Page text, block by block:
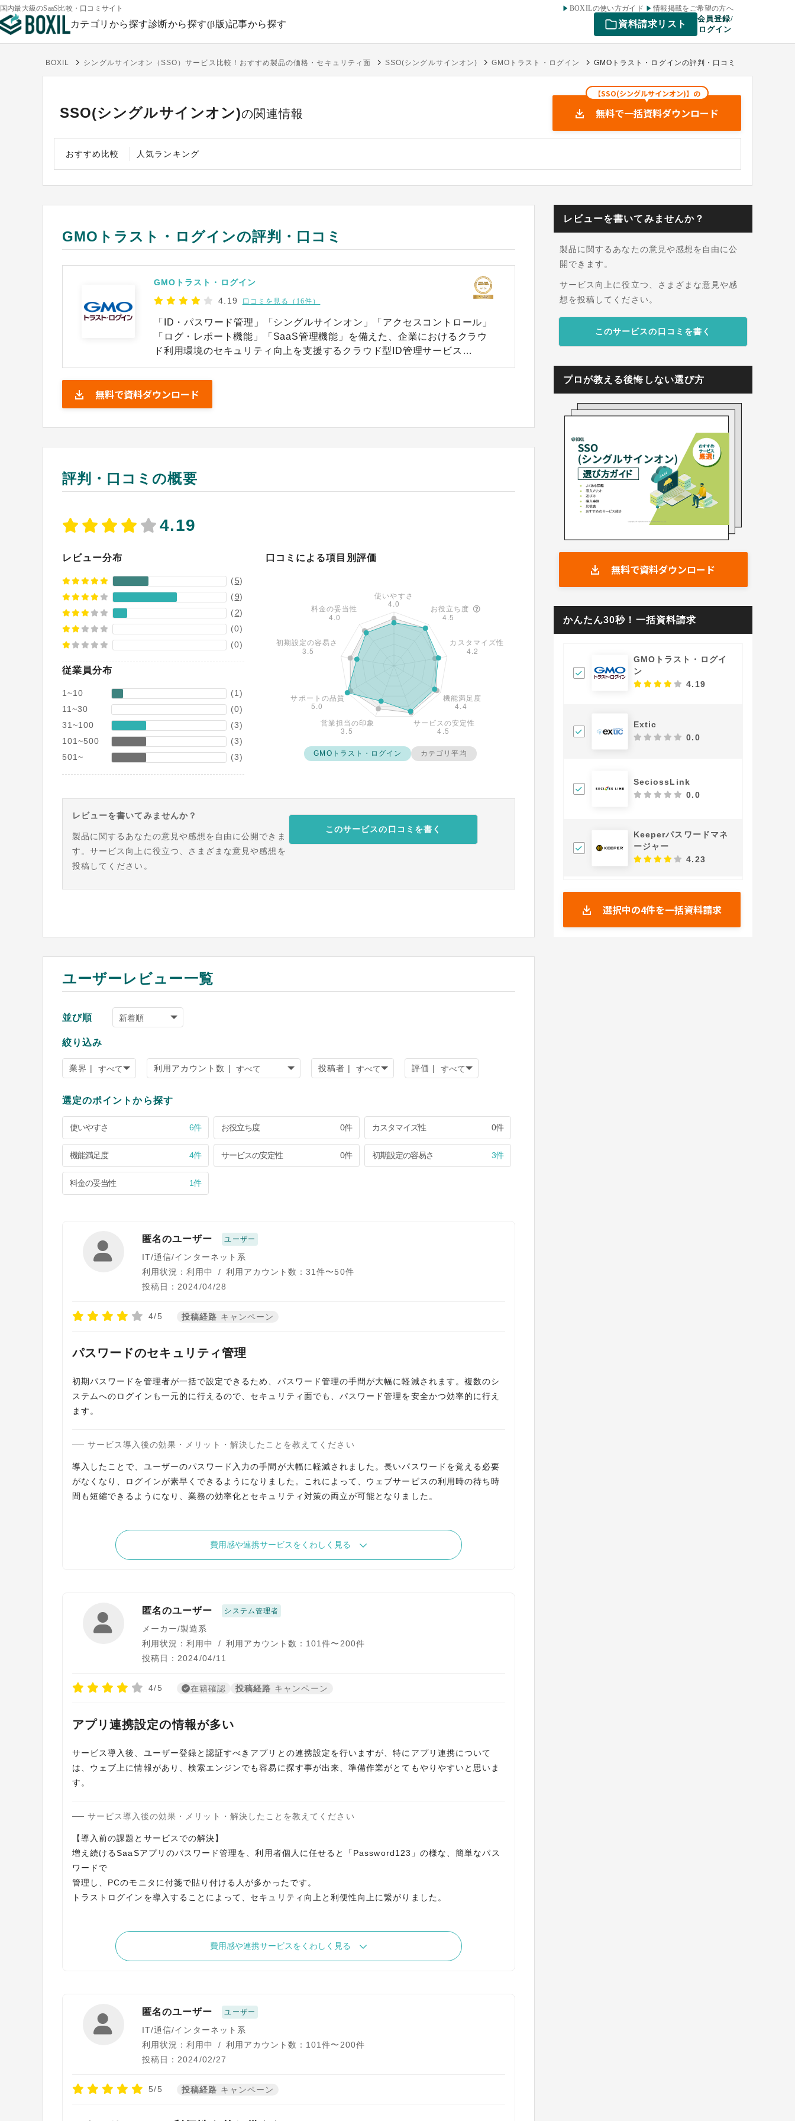
国内最大級のSaaS比較・口コミサイト BOXILの使い方ガイド 情報掲載をご希望の方へ
カテゴリから探す診断から探す(β版)記事から探す 資料請求リスト
会員登録/
ログイン
BOXIL シングルサインオン（SSO）サービス比較！おすすめ製品の価格・セキュリティ面 SSO(シングルサインオン) GMOトラスト・ログイン GMOトラスト・ログインの評判・口コミ
SSO(シングルサインオン)の関連情報
【SSO(シングルサインオン)】の
無料で一括資料ダウンロード
おすすめ比較 人気ランキング
GMOトラスト・ログインの評判・口コミ
GMOトラスト・ログイン
4.19
口コミを見る（16件）
「ID・パスワード管理」「シングルサインオン」「アクセスコントロール」
「ログ・レポート機能」「SaaS管理機能」を備えた、企業におけるクラウ
ド利用環境のセキュリティ向上を支援するクラウド型ID管理サービス
24日閲覧）
無料で資料ダウンロード
評判・口コミの概要
4.19
レビュー分布
(5)
(9)
(2)
(0)
(0)
従業員分布
1~10
(1)
11~30
(0)
31~100
(3)
101~500
(3)
501~
(3)
口コミによる項目別評価
GMOトラスト・ログイン カテゴリ平均
レビューを書いてみませんか？
製品に関するあなたの意見や感想を自由に公開できま
す。サービス向上に役立つ、さまざまな意見や感想を
投稿してください。
このサービスの口コミを書く
ユーザーレビュー一覧
並び順
絞り込み
業界 | 利用アカウント数 | 投稿者 | 評価 |
選定のポイントから探す
使いやすさ 6件 お役立ち度 0件 カスタマイズ性 0件
機能満足度 4件 サービスの安定性 0件 初期設定の容易さ 3件
料金の妥当性 1件
匿名のユーザー ユーザー
IT/通信/インターネット系
利用状況：利用中
/ 利用アカウント数：31件〜50件
投稿日：2024/04/28
4/5 投稿経路 キャンペーン
パスワードのセキュリティ管理
初期パスワードを管理者が一括で設定できるため、パスワード管理の手間が大幅に軽減されます。複数のシ
ステムへのログインも一元的に行えるので、セキュリティ面でも、パスワード管理を安全かつ効率的に行え
ます。
サービス導入後の効果・メリット・解決したことを教えてください
導入したことで、ユーザーのパスワード入力の手間が大幅に軽減されました。長いパスワードを覚える必要
がなくなり、ログインが素早くできるようになりました。これによって、ウェブサービスの利用時の待ち時
間も短縮できるようになり、業務の効率化とセキュリティ対策の両立が可能となりました。
費用感や連携サービスをくわしく見る
匿名のユーザー システム管理者
メーカー/製造系
利用状況：利用中
/ 利用アカウント数：101件〜200件
投稿日：2024/04/11
4/5 在籍確認 投稿経路 キャンペーン
アプリ連携設定の情報が多い
サービス導入後、ユーザー登録と認証すべきアプリとの連携設定を行いますが、特にアプリ連携について
は、ウェブ上に情報があり、検索エンジンでも容易に探す事が出来、準備作業がとてもやりやすいと思いま
サービス導入後の効果・メリット・解決したことを教えてください
【導入前の課題とサービスでの解決】
増え続けるSaaSアプリのパスワード管理を、利用者個人に任せると「Password123」の様な、簡単なパス
ワードで
管理し、PCのモニタに付箋で貼り付ける人が多かったです。
トラストログインを導入することによって、セキュリティ向上と利便性向上に繋がりました。
費用感や連携サービスをくわしく見る
匿名のユーザー ユーザー
IT/通信/インターネット系
利用状況：利用中
/ 利用アカウント数：101件〜200件
投稿日：2024/02/27
5/5 投稿経路 キャンペーン
レビューを書いてみませんか？
製品に関するあなたの意見や感想を自由に公
開できます。
サービス向上に役立つ、さまざまな意見や感
想を投稿してください。
このサービスの口コミを書く
プロが教える後悔しない選び方
無料で資料ダウンロード
かんたん30秒！一括資料請求
GMOトラスト・ログイ
ン
4.19
Extic
0.0
SeciossLink
0.0
Keeperパスワードマネ
ージャー
4.23
選択中の4件を一括資料請求